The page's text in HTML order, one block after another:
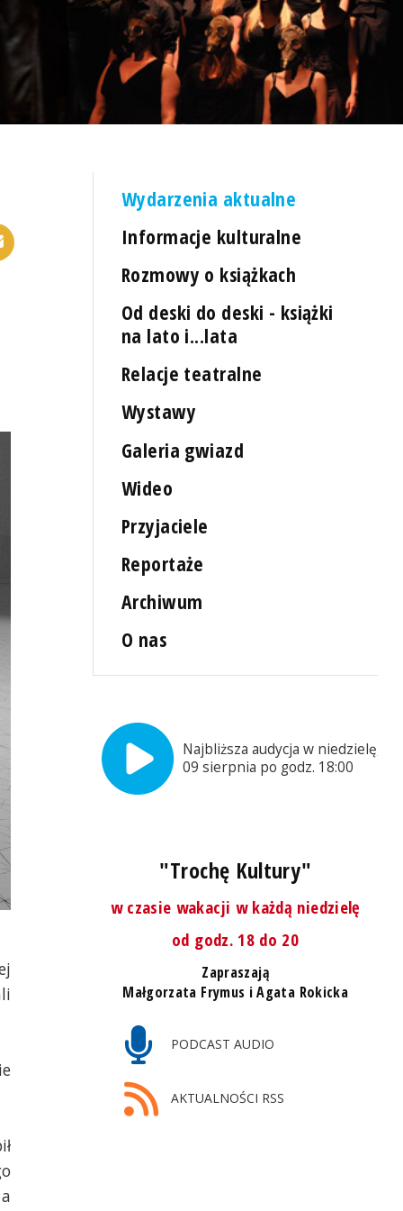
Wydarzenia aktualne
Informacje kulturalne
Rozmowy o książkach
Od deski do deski - książki
na lato i...lata
Relacje teatralne
Wystawy
Galeria gwiazd
Wideo
Przyjaciele
Reportaże
Archiwum
O nas
Najbliższa audycja w niedzielę,
09 sierpnia po godz. 18:00
"Trochę Kultury"
w czasie wakacji w każdą niedzielę
od godz. 18 do 20
Zapraszają
Małgorzata Frymus i Agata Rokicka
PODCAST AUDIO
AKTUALNOŚCI RSS